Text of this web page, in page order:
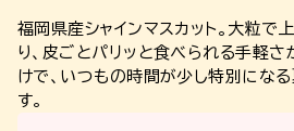
福岡県産シャインマスカット。大粒で
り、皮ごとパリッと食べられる手軽
けで、いつもの時間が少し特別にな
す。